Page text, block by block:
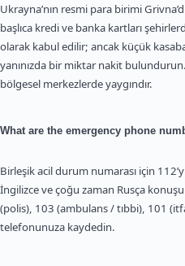
Ukrayna’nın resmi para birimi
başlıca kredi ve banka kartları
olarak kabul edilir; ancak küçük
yanınızda bir miktar nakit
bölgesel merkezlerde yaygındır.
What are the emergency phone
Birleşik acil durum numarası için
İngilizce ve çoğu zaman Rusça
(polis), 103 (ambulans / tıbbi), 101
telefonunuza kaydedin.